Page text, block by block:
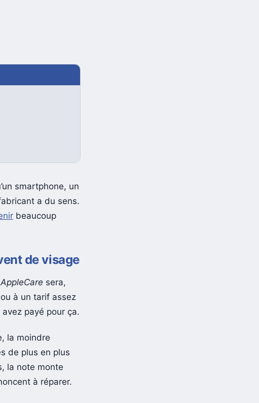
smartphone, un
a du sens.
beaucoup
de visage
AppleCare sera,
à un tarif assez
avez payé pour ça.
la moindre
de plus en plus
la note monte
à réparer.